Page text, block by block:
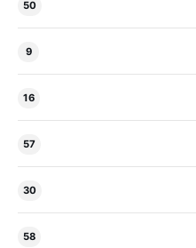
50
9
16
57
30
58